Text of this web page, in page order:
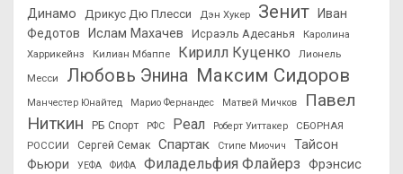
Динамо Дрикус Дю Плесси Дэн Хукер Зенит
Иван
Федотов
Ислам Махачев Исраэль Адесанья
Каролина
Харрикейнз
Килиан Мбаппе Кирилл Куценко
Лионель
Месси
Любовь Энина Максим Сидоров
Манчестер Юнайтед Марио Фернандес Матвей Мичков
Павел
Ниткин
РБ Спорт РФС Реал Роберт Уиттакер
СБОРНАЯ
РОССИИ
Сергей Семак Спартак Стипе Миочич
Тайсон
Фьюри
УЕФА ФИФА Филадельфия Флайерз Фрэнсис